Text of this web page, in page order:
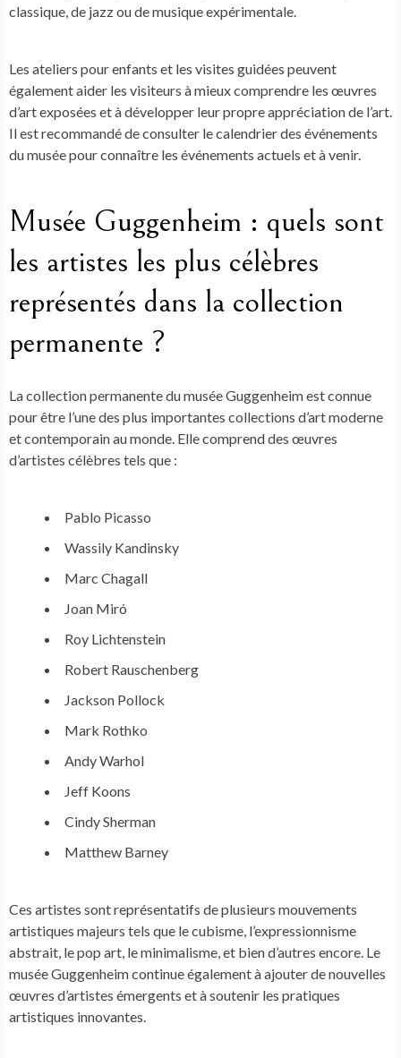
classique, de jazz ou de musique expérimentale.
Les ateliers pour enfants et les visites guidées peuvent
également aider les visiteurs à mieux comprendre les œuvres
d’art exposées et à développer leur propre appréciation de l’art.
Il est recommandé de consulter le calendrier des événements
du musée pour connaître les événements actuels et à venir.
Musée Guggenheim : quels sont
les artistes les plus célèbres
représentés dans la collection
permanente ?
La collection permanente du musée Guggenheim est connue
pour être l’une des plus importantes collections d’art moderne
et contemporain au monde. Elle comprend des œuvres
d’artistes célèbres tels que :
Pablo Picasso
Wassily Kandinsky
Marc Chagall
Joan Miró
Roy Lichtenstein
Robert Rauschenberg
Jackson Pollock
Mark Rothko
Andy Warhol
Jeff Koons
Cindy Sherman
Matthew Barney
Ces artistes sont représentatifs de plusieurs mouvements
artistiques majeurs tels que le cubisme, l’expressionnisme
abstrait, le pop art, le minimalisme, et bien d’autres encore. Le
musée Guggenheim continue également à ajouter de nouvelles
œuvres d’artistes émergents et à soutenir les pratiques
artistiques innovantes.